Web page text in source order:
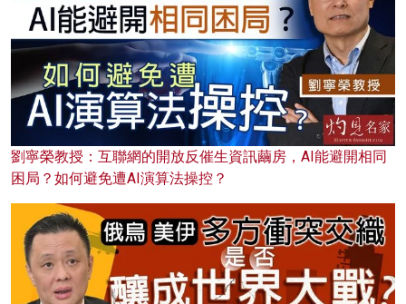
劉寧榮教授：互聯網的開放反催生資訊繭房，AI能避開相同
困局？如何避免遭AI演算法操控？